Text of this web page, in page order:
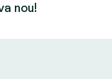
nou!